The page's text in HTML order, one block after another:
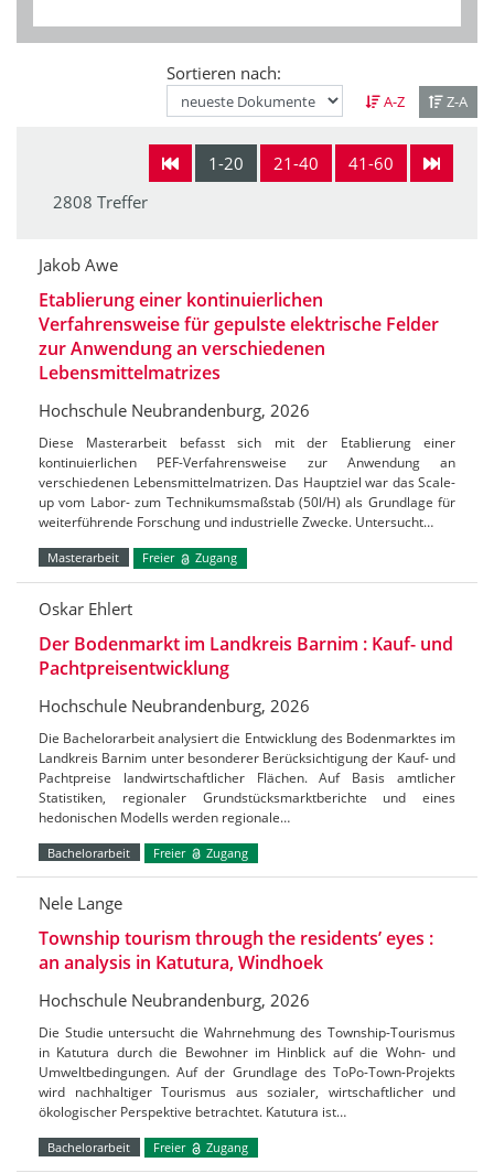
Sortieren nach:
A-Z Z-A
1-20 21-40
41-60
2808 Treffer
Jakob Awe
Etablierung einer kontinuierlichen
Verfahrensweise für gepulste elektrische Felder
zur Anwendung an verschiedenen
Lebensmittelmatrizes
Hochschule Neubrandenburg, 2026
Diese Masterarbeit befasst sich mit der Etablierung einer
kontinuierlichen PEF-Verfahrensweise zur Anwendung an
verschiedenen Lebensmittelmatrizen. Das Hauptziel war das Scale-
up vom Labor- zum Technikumsmaßstab (50l/H) als Grundlage für
weiterführende Forschung und industrielle Zwecke. Untersucht…
Masterarbeit Freier Zugang
Oskar Ehlert
Der Bodenmarkt im Landkreis Barnim : Kauf- und
Pachtpreisentwicklung
Hochschule Neubrandenburg, 2026
Die Bachelorarbeit analysiert die Entwicklung des Bodenmarktes im
Landkreis Barnim unter besonderer Berücksichtigung der Kauf- und
Pachtpreise landwirtschaftlicher Flächen. Auf Basis amtlicher
Statistiken, regionaler Grundstücksmarktberichte und eines
hedonischen Modells werden regionale…
Bachelorarbeit Freier Zugang
Nele Lange
Township tourism through the residents’ eyes :
an analysis in Katutura, Windhoek
Hochschule Neubrandenburg, 2026
Die Studie untersucht die Wahrnehmung des Township-Tourismus
in Katutura durch die Bewohner im Hinblick auf die Wohn- und
Umweltbedingungen. Auf der Grundlage des ToPo-Town-Projekts
wird nachhaltiger Tourismus aus sozialer, wirtschaftlicher und
ökologischer Perspektive betrachtet. Katutura ist…
Bachelorarbeit Freier Zugang